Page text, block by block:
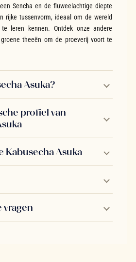
Sencha en de fluweelachtige diepte
rijke tussenvorm, ideaal om de wereld
leren kennen. Ontdek onze andere
theeën om de proeverij voort te
Asuka?
profiel van
Kabusecha Asuka
vragen